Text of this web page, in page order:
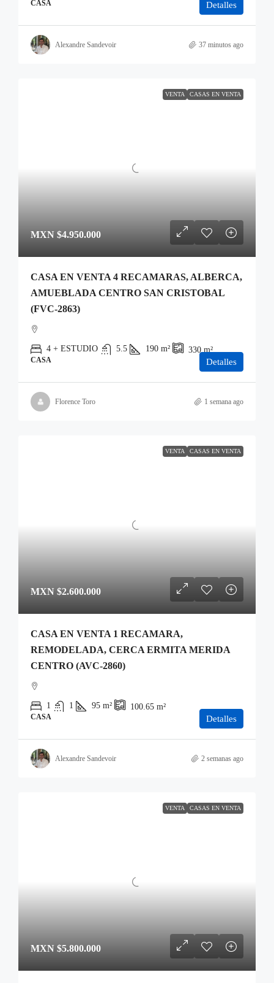
CASA Detalles
Alexandre Sandevoir 37 minutos ago
VENTA CASAS EN VENTA
MXN $4.950.000
CASA EN VENTA 4 RECAMARAS, ALBERCA,
AMUEBLADA CENTRO SAN CRISTOBAL
(FVC-2863)
4 + ESTUDIO 5.5 190 m² 330m²
CASA Detalles
Florence Toro 1 semana ago
VENTA CASAS EN VENTA
MXN $2.600.000
CASA EN VENTA 1 RECAMARA,
REMODELADA, CERCA ERMITA MERIDA
CENTRO (AVC-2860)
1 1 95 m² 100.65 m²
CASA Detalles
Alexandre Sandevoir 2 semanas ago
VENTA CASAS EN VENTA
MXN $5.800.000